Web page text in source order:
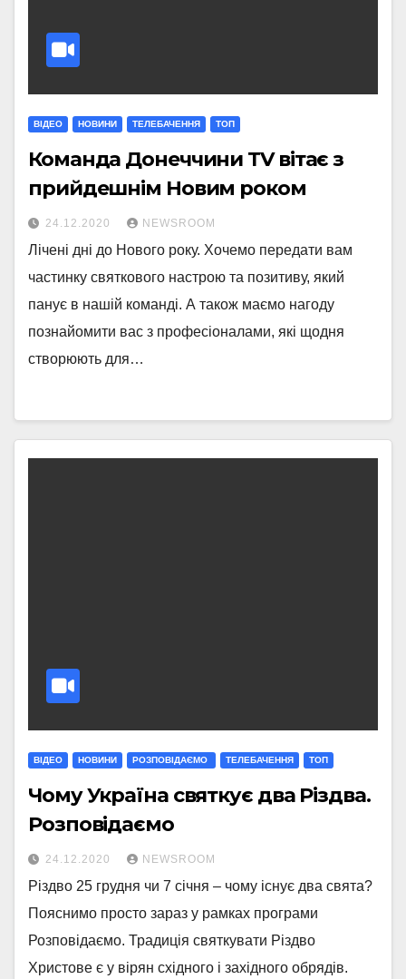
ВІДЕО НОВИНИ ТЕЛЕБАЧЕННЯ ТОП
Команда Донеччини TV вітає з
прийдешнім Новим роком
24.12.2020 NEWSROOM
Лічені дні до Нового року. Хочемо передати вам
частинку святкового настрою та позитиву, який
панує в нашій команді. А також маємо нагоду
познайомити вас з професіоналами, які щодня
створюють для…
ВІДЕО НОВИНИ РОЗПОВІДАЄМО ТЕЛЕБАЧЕННЯ ТОП
Чому Україна святкує два Різдва.
Розповідаємо
24.12.2020 NEWSROOM
Різдво 25 грудня чи 7 січня – чому існує два свята?
Пояснимо просто зараз у рамках програми
Розповідаємо. Традиція святкувати Різдво
Христове є у вірян східного і західного обрядів.